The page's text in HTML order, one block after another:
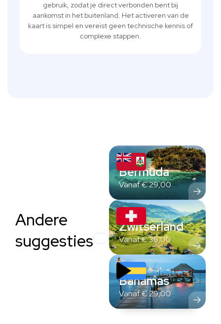
gebruik, zodat je direct verbonden bent bij
aankomst in het buitenland. Het activeren van de
kaart is simpel en vereist geen technische kennis of
complexe stappen.
Andere
suggesties
Bermuda
Vanaf€29,00
Zwitserland
Vanaf€36,00
Bahamas
Vanaf€29,00